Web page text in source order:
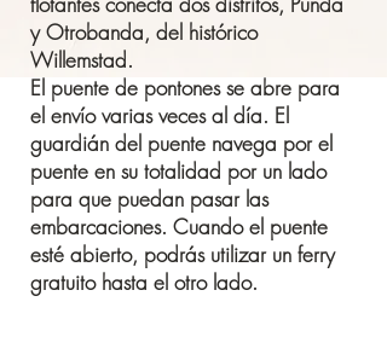
y Otrobanda, del histórico
Willemstad.
El puente de pontones se abre para
el envío varias veces al día. El
guardián del puente navega por el
puente en su totalidad por un lado
para que puedan pasar las
embarcaciones. Cuando el puente
esté abierto, podrás utilizar un ferry
gratuito hasta el otro lado.